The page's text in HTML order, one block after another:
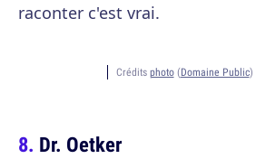
raconter c'est vrai.
Crédits photo(Domaine Public)
Dr. Oetker